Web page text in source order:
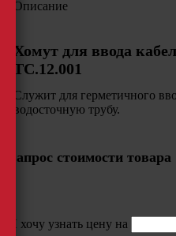
Описание
Хомут для ввода
ТС.12.001
Служит для герметичного
водосточную трубу.
Запрос стоимости товара
Я хочу узнать цену на